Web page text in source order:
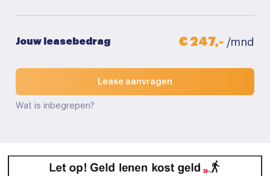
Jouw leasebedrag € 247,- /mnd
Lease aanvragen
Wat is inbegrepen?